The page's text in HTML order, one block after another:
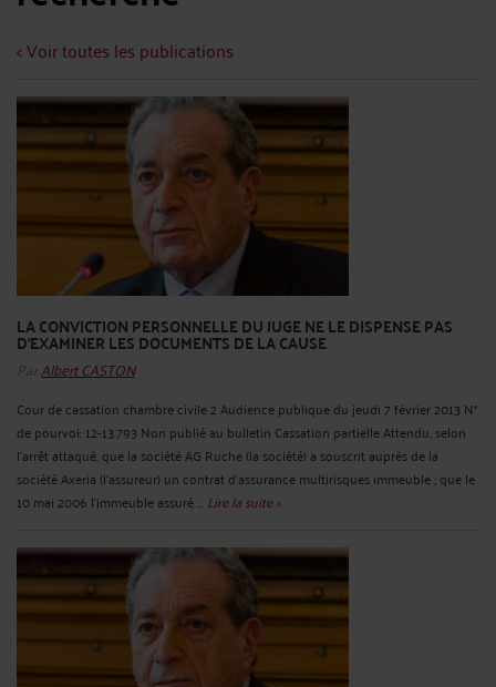
< Voir toutes les publications
LA CONVICTION PERSONNELLE DU JUGE NE LE DISPENSE PAS
D'EXAMINER LES DOCUMENTS DE LA CAUSE
ParAlbert CASTON
Cour de cassation chambre civile 2 Audience publique du jeudi 7 février 2013 N°
de pourvoi: 12-13.793 Non publié au bulletin Cassation partielle Attendu, selon
l'arrêt attaqué, que la société AG Ruche (la société) a souscrit auprès de la
société Axeria (l'assureur) un contrat d'assurance multirisques immeuble ; que le
10 mai 2006 l'immeuble assuré ... Lire la suite >